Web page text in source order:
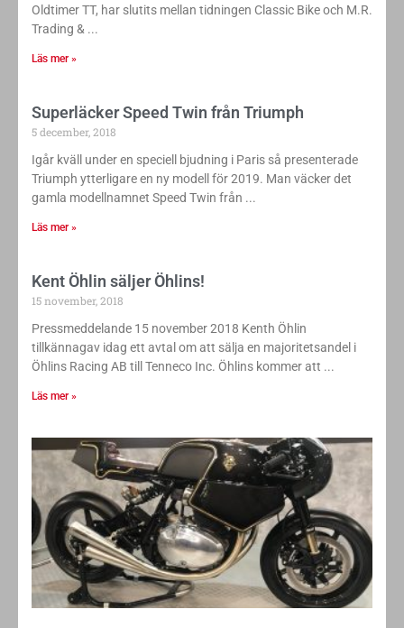
Oldtimer TT, har slutits mellan tidningen Classic Bike och M.R.
Trading &
Läs mer »
Superläcker Speed Twin från Triumph
5 december, 2018
Igår kväll under en speciell bjudning i Paris så presenterade
Triumph ytterligare en ny modell för 2019. Man väcker det
gamla modellnamnet Speed Twin från
Läs mer »
Kent Öhlin säljer Öhlins!
15 november, 2018
Pressmeddelande 15 november 2018 Kenth Öhlin
tillkännagav idag ett avtal om att sälja en majoritetsandel i
Öhlins Racing AB till Tenneco Inc. Öhlins kommer att
Läs mer »